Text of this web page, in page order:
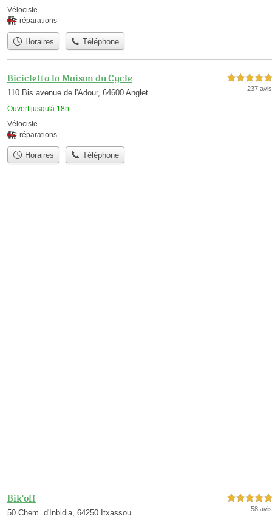
Vélociste
réparations
Horaires Téléphone
Bicicletta la Maison du Cycle
110 Bis avenue de l'Adour, 64600 Anglet
Ouvert jusqu'à 18h
5,0 étoiles sur 5
237 avis
Vélociste
réparations
Horaires Téléphone
Bik'off
50 Chem. d'Inbidia, 64250 Itxassou
5,0 étoiles sur 5
58 avis